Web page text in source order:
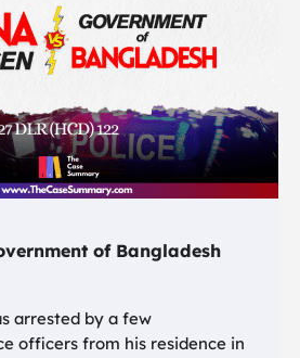
of Bangladesh
arrested by a few
officers from his residence in